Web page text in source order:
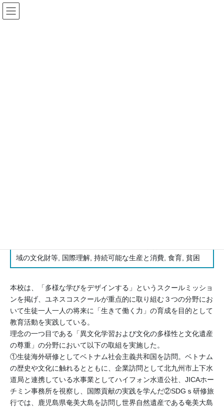
コ
ン
ナ
ビ
域の文化財等, 国際理解, 持続可能な生産と消費, 食育, 貧困
本校は、「多様な学びをデザインする」というスクールミッショ
ンを掲げ、ユネスコスクールが重点的に取り組む３つの分野にお
いて生徒一人一人の将来に「生きて働く力」の育成を目的として
教育活動を実践している。
理念の一つ目である「異文化学習および文化の多様性と文化遺産
の尊重」の分野において以下の取組を実施した。
①生徒海外研修としてベトナム社会主義共和国を訪問。ベトナム
の歴史や文化に触れるとともに、企業訪問として北九州市上下水
道局と連携している水事業としてハイフォン水道公社、JICAホー
チミン事務所を視察し、国際貢献の実践を学んだ②SDGｓ研修旅
行では、鹿児島県奄美大島を訪問し世界自然遺産である奄美大島